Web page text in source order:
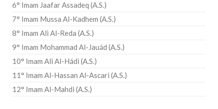
6° Imam Jaafar Assadeq (A.S.)
7° Imam Mussa Al-Kadhem (A.S.)
8° Imam Ali Al-Reda (A.S.)
9° Imam Mohammad Al-Jauád (A.S.)
10° Imam Ali Al-Hádi (A.S.)
11° Imam Al-Hassan Al-Ascari (A.S.)
12° Imam Al-Mahdi (A.S.)